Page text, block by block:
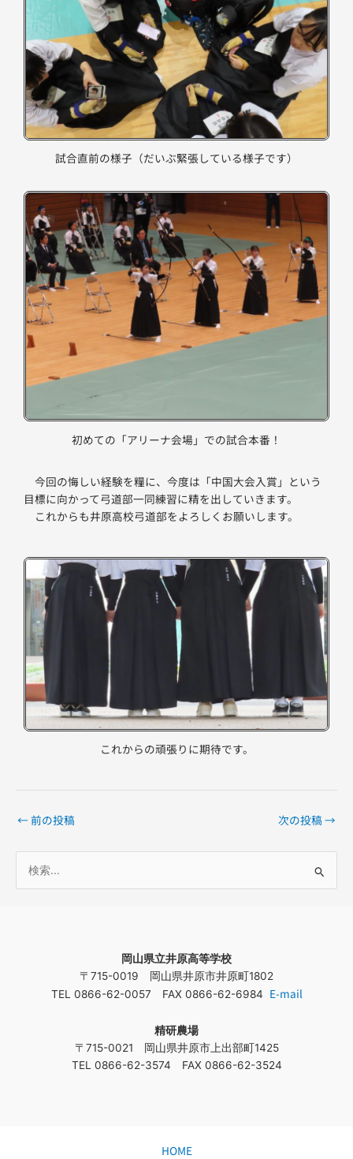
試合直前の様子（だいぶ緊張している様子です）
初めての「アリーナ会場」での試合本番！
今回の悔しい経験を糧に、今度は「中国大会入賞」という
目標に向かって弓道部一同練習に精を出していきます。
これからも井原高校弓道部をよろしくお願いします。
これからの頑張りに期待です。
← 前の投稿 次の投稿 →
岡山県立井原高等学校
〒715-0019 岡山県井原市井原町1802
TEL 0866-62-0057 FAX 0866-62-6984 E-mail
精研農場
〒715-0021 岡山県井原市上出部町1425
TEL 0866-62-3574 FAX 0866-62-3524
HOME